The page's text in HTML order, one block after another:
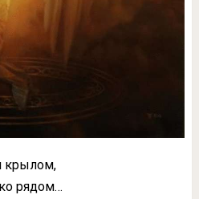
крылом,
рядом…